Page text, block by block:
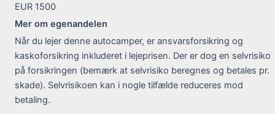
EUR 1500
Mer om egenandelen
Når du lejer denne autocamper, er ansvarsforsikring og
kaskoforsikring inkluderet i lejeprisen. Der er dog en selvrisiko
på forsikringen (bemærk at selvrisiko beregnes og betales pr.
skade). Selvrisikoen kan i nogle tilfælde reduceres mod
betaling.